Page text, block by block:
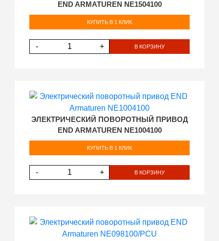
END ARMATUREN NE1504100
КУПИТЬ В 1 КЛИК
- + В КОРЗИНУ
ЭЛЕКТРИЧЕСКИЙ ПОВОРОТНЫЙ ПРИВОД
END ARMATUREN NE1004100
КУПИТЬ В 1 КЛИК
- + В КОРЗИНУ